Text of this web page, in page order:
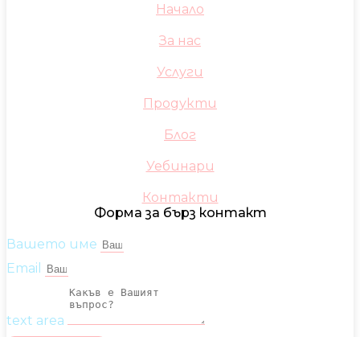
Начало
За нас
Услуги
Продукти
Блог
Уебинари
Контакти
Форма за бърз контакт
Вашето име
Email
text area